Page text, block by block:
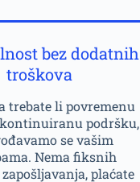
bez dodatnih
troškova
trebate li povremenu
podršku,
se vašim
Nema fiksnih
plaćate